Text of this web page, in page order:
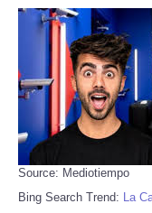
Source: Mediotiempo
Bing Search Trend: La